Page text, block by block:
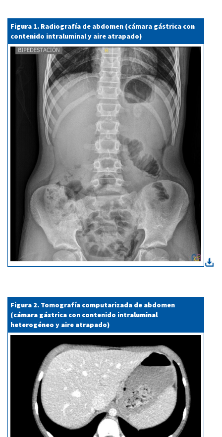
Figura 1. Radiografía de abdomen (cámara gástrica con
contenido intraluminal y aire atrapado)
Figura 2. Tomografía computarizada de abdomen
(cámara gástrica con contenido intraluminal
heterogéneo y aire atrapado)